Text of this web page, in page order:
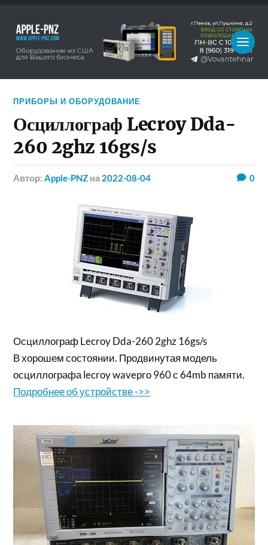
ПРИБОРЫ И ОБОРУДОВАНИЕ
Осциллограф Lecroy Dda-
260 2ghz 16gs/s
Автор:Apple-PNZ на 2022-08-04 0
Осциллограф Lecroy Dda-260 2ghz 16gs/s
В хорошем состоянии. Продвинутая модель
осциллографа lecroy wavepro 960 с 64mb памяти.
Подробнее об устройстве ->>